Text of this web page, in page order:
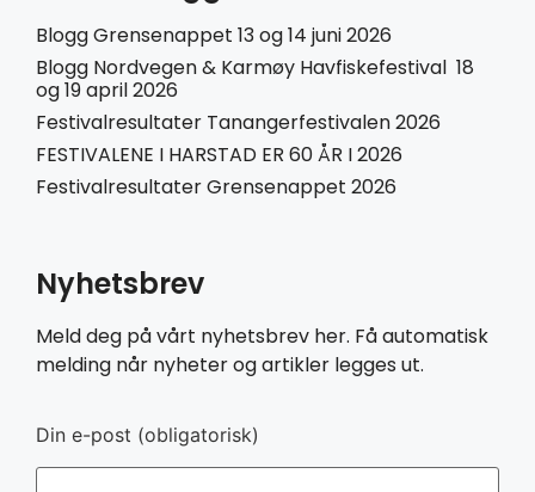
Blogg Grensenappet 13 og 14 juni 2026
Blogg Nordvegen & Karmøy Havfiskefestival 18
og 19 april 2026
Festivalresultater Tanangerfestivalen 2026
FESTIVALENE I HARSTAD ER 60 ÅR I 2026
Festivalresultater Grensenappet 2026
Nyhetsbrev
Meld deg på vårt nyhetsbrev her. Få automatisk
melding når nyheter og artikler legges ut.
Din e-post (obligatorisk)